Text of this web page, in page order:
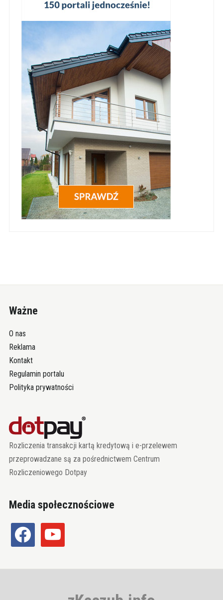
Ważne
O nas
Reklama
Kontakt
Regulamin portalu
Polityka prywatności
Rozliczenia transakcji kartą kredytową i e-przelewem
przeprowadzane są za pośrednictwem Centrum
Rozliczeniowego Dotpay
Media społecznościowe
facebook youtube